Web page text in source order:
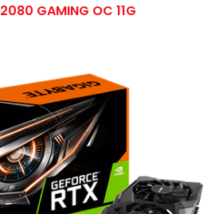
GAMING OC 11G